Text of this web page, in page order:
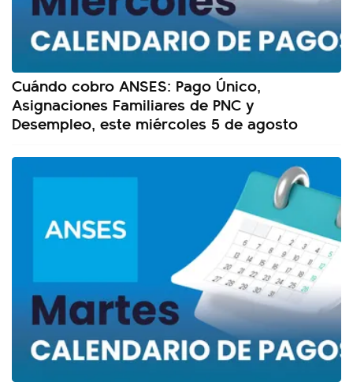
Cuándo cobro ANSES: Pago Único,
Asignaciones Familiares de PNC y
Desempleo, este miércoles 5 de agosto